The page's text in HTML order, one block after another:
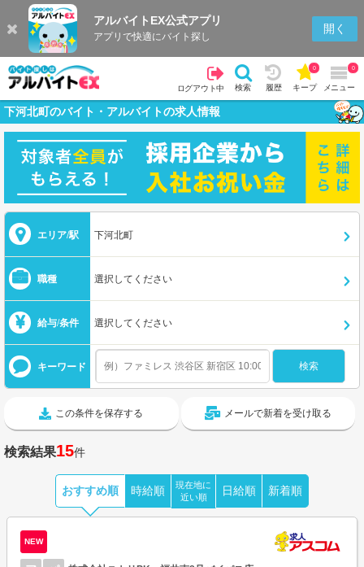
アルバイトEX公式アプリ
アプリで快適にバイト探し
開く
ログアウト中 検索 履歴 キープ
0
メニュー
0
下河北町のバイト・アルバイトの求人情報
エリア/駅 下河北町
職種 選択してください
給与/条件 選択してください
キーワード
この条件を保存する メールで新着を受け取る
検索結果15件
おすすめ順 時給順
現在地に
近い順
日給順 新着順
NEW